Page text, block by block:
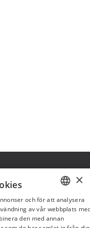
SWEDISH
FI
×
och för att analysera
av vår webbplats
den med annan